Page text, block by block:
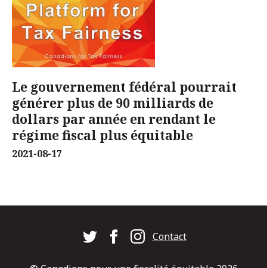
Le gouvernement fédéral pourrait
générer plus de 90 milliards de
dollars par année en rendant le
régime fiscal plus équitable
2021-08-17
Footer Contact